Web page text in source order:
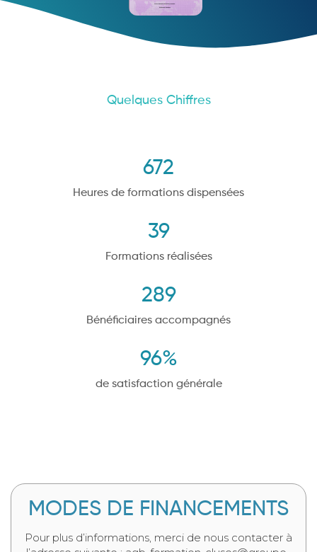
Quelques Chiffres
Heures de formations dispensées
672
Formations réalisées
39
Bénéficiaires accompagnés
289
de satisfaction générale
96%
MODES DE FINANCEMENTS
Pour plus d’informations, merci de nous contacter à